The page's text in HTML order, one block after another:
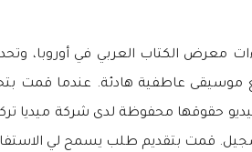
معرض الكتاب العربي في أوروبا،
عاطفية هادئة. عندما قمت
قمت بتقديم طلب يسمح لي